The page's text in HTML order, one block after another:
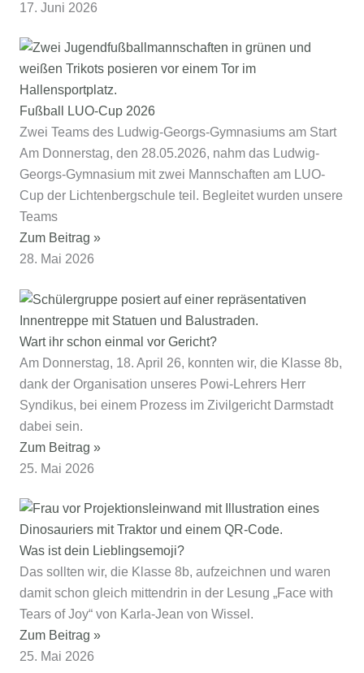
17. Juni 2026
Fußball LUO-Cup 2026
Zwei Teams des Ludwig-Georgs-Gymnasiums am Start
Am Donnerstag, den 28.05.2026, nahm das Ludwig-
Georgs-Gymnasium mit zwei Mannschaften am LUO-
Cup der Lichtenbergschule teil. Begleitet wurden unsere
Teams
Zum Beitrag »
28. Mai 2026
Wart ihr schon einmal vor Gericht?
Am Donnerstag, 18. April 26, konnten wir, die Klasse 8b,
dank der Organisation unseres Powi-Lehrers Herr
Syndikus, bei einem Prozess im Zivilgericht Darmstadt
dabei sein.
Zum Beitrag »
25. Mai 2026
Was ist dein Lieblingsemoji?
Das sollten wir, die Klasse 8b, aufzeichnen und waren
damit schon gleich mittendrin in der Lesung „Face with
Tears of Joy“ von Karla-Jean von Wissel.
Zum Beitrag »
25. Mai 2026